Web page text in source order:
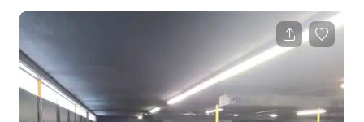
75 personnes, cette salle offre le cadre parfait pour des
sessions de brainstorming, réunions hors site, formations
d'entreprise, team building, fêtes de fin d'année, réunions
mensuelles centralisées et présentations impactantes.
L'espace